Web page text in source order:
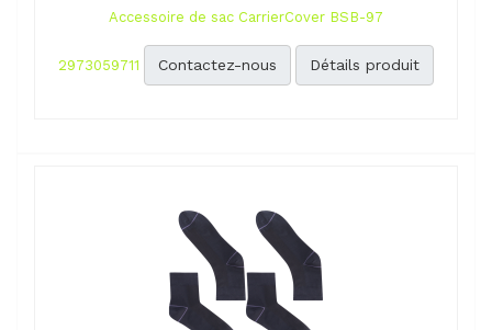
Accessoire de sac CarrierCover BSB-97
2973059711 Contactez-nous Détails produit